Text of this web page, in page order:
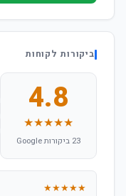
ביקורות לקוחות
4.8
★★★★★
23 ביקורות Google
★★★★★